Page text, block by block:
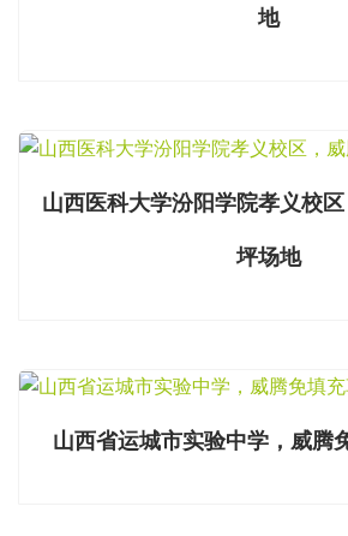
地
山西医科大学汾阳学院孝义校
坪场地
山西省运城市实验中学，威腾